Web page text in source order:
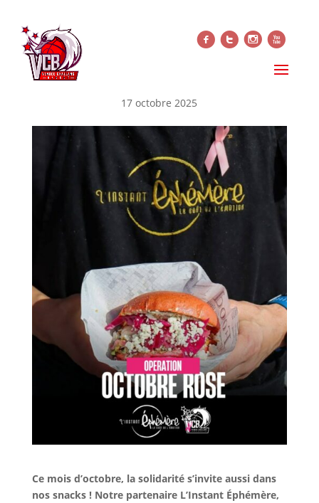
f t i x
ON SE MOBILISE POUR
17 octobre 2025
Ce mois d’octobre, la solidarité s’invite aussi dans
nos snacks ! Notre partenaire L’Instant Éphémère,